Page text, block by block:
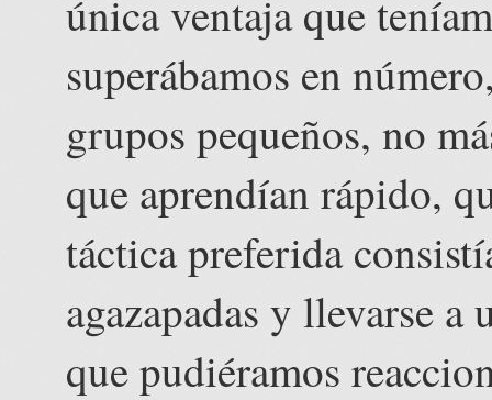
única ventaja que
superábamos en
grupos pequeños, no
que aprendían rápido,
táctica preferida
agazapadas y llevarse a
que pudiéramos